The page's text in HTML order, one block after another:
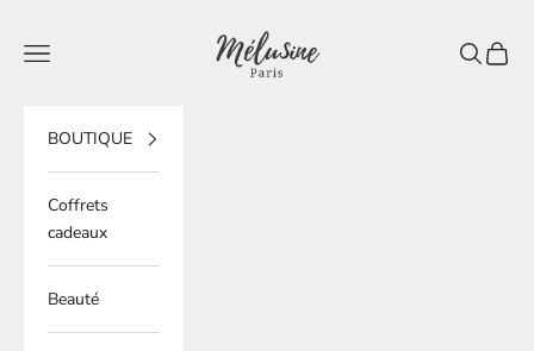
Mélusine Paris
Ouvrir la navigation
Ouvrir la
Voir
BOUTIQUE
Coffrets
cadeaux
Beauté